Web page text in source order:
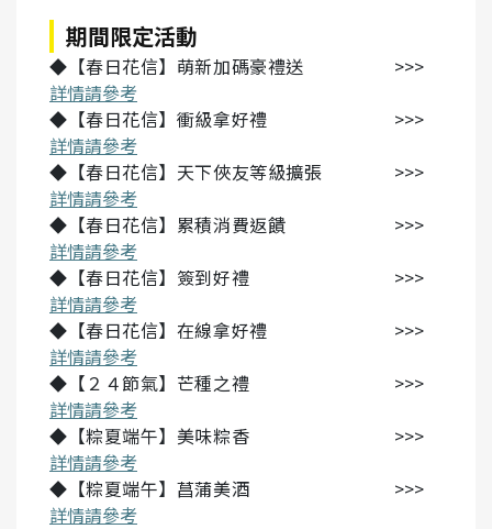
期間限定活動
◆【春日花信】萌新加碼豪禮送 >>>
詳情請參考
◆【春日花信】衝級拿好禮 >>>
詳情請參考
◆【春日花信】天下俠友等級擴張 >>>
詳情請參考
◆【春日花信】累積消費返饋 >>>
詳情請參考
◆【春日花信】簽到好禮 >>>
詳情請參考
◆【春日花信】在線拿好禮 >>>
詳情請參考
◆【２４節氣】芒種之禮 >>>
詳情請參考
◆【粽夏端午】美味粽香 >>>
詳情請參考
◆【粽夏端午】菖蒲美酒 >>>
詳情請參考